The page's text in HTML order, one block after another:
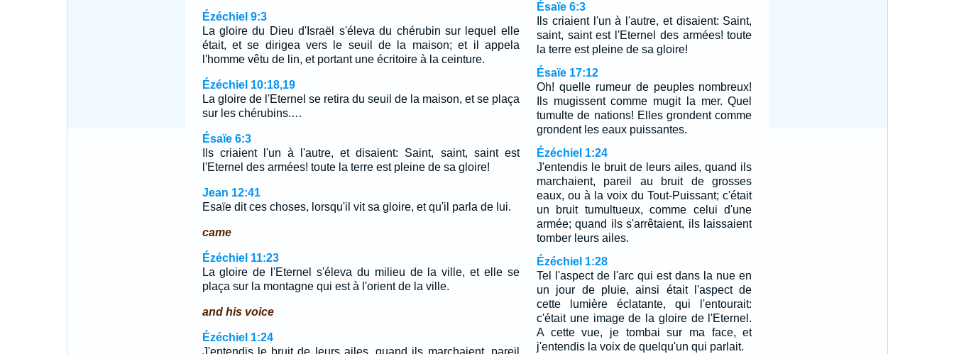
Ézéchiel 9:3
La gloire du Dieu d'Israël s'éleva du chérubin sur lequel elle
était, et se dirigea vers le seuil de la maison; et il appela
l'homme vêtu de lin, et portant une écritoire à la ceinture.
Ézéchiel 10:18,19
La gloire de l'Eternel se retira du seuil de la maison, et se plaça
sur les chérubins.…
Ésaïe 6:3
Ils criaient l'un à l'autre, et disaient: Saint, saint, saint est
l'Eternel des armées! toute la terre est pleine de sa gloire!
Jean 12:41
Esaïe dit ces choses, lorsqu'il vit sa gloire, et qu'il parla de lui.
came
Ézéchiel 11:23
La gloire de l'Eternel s'éleva du milieu de la ville, et elle se
plaça sur la montagne qui est à l'orient de la ville.
and his voice
Ézéchiel 1:24
J'entendis le bruit de leurs ailes, quand ils marchaient, pareil
Ésaïe 6:3
Ils criaient l'un à l'autre, et disaient: Saint,
saint, saint est l'Eternel des armées! toute
la terre est pleine de sa gloire!
Ésaïe 17:12
Oh! quelle rumeur de peuples nombreux!
Ils mugissent comme mugit la mer. Quel
tumulte de nations! Elles grondent comme
grondent les eaux puissantes.
Ézéchiel 1:24
J'entendis le bruit de leurs ailes, quand ils
marchaient, pareil au bruit de grosses
eaux, ou à la voix du Tout-Puissant; c'était
un bruit tumultueux, comme celui d'une
armée; quand ils s'arrêtaient, ils laissaient
tomber leurs ailes.
Ézéchiel 1:28
Tel l'aspect de l'arc qui est dans la nue en
un jour de pluie, ainsi était l'aspect de
cette lumière éclatante, qui l'entourait:
c'était une image de la gloire de l'Eternel.
A cette vue, je tombai sur ma face, et
j'entendis la voix de quelqu'un qui parlait.